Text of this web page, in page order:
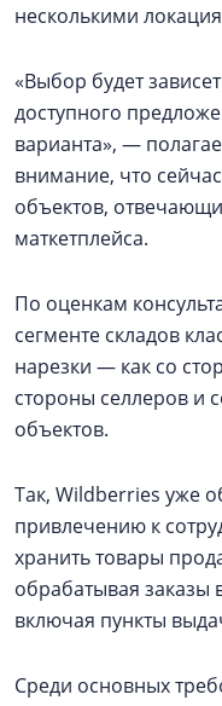
несколькими
«Выбор будет
доступного
варианта», —
внимание, что
объектов,
маткетплейса.
По оценкам
сегменте складов
нарезки — как со
стороны селлеров и
объектов.
Так, Wildberries уже
привлечению к
хранить товары
обрабатывая заказы
включая пункты
Среди основных